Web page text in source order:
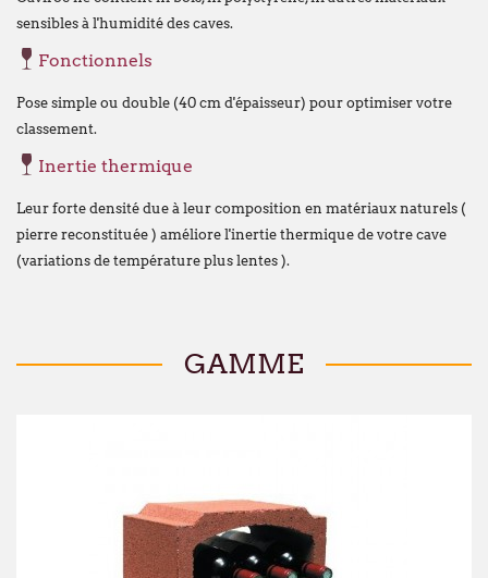
sensibles à l'humidité des caves.
Fonctionnels
Pose simple ou double (40 cm d'épaisseur) pour optimiser votre
classement.
Inertie thermique
Leur forte densité due à leur composition en matériaux naturels (
pierre reconstituée ) améliore l'inertie thermique de votre cave
(variations de température plus lentes ).
GAMME
fermeture estivale de plusieurs de nos
Nous mettons tout en œuvre pour
remercions sincèrement pour votre